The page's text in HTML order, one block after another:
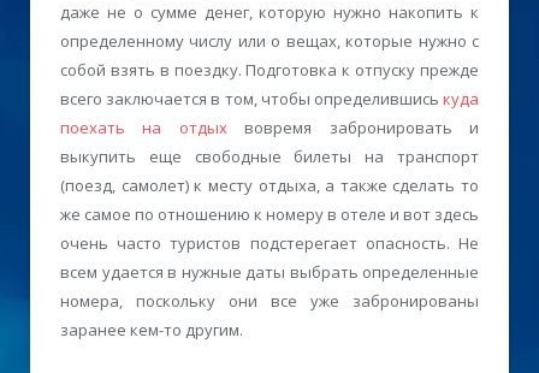
даже не о сумме денег, которую нужно накопить к
определенному числу или о вещах, которые нужно с
собой взять в поездку. Подготовка к отпуску прежде
всего заключается в том, чтобы определившись куда
поехать на отдыхвовремя забронировать и
выкупить еще свободные билеты на транспорт
(поезд, самолет) к месту отдыха, а также сделать то
же самое по отношению к номеру в отеле и вот здесь
очень часто туристов подстерегает опасность. Не
всем удается в нужные даты выбрать определенные
номера, поскольку они все уже забронированы
заранее кем-то другим.